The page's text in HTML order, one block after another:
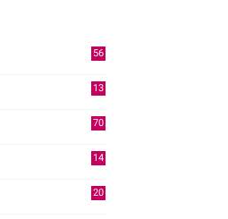
56
13
70
14
20